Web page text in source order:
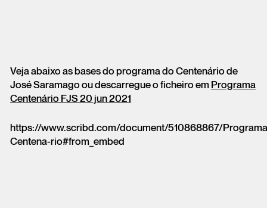
Acceso
Veja abaixo as bases do programa do Centenário de
José Saramago ou descarregue o ficheiro em Programa
Centenário FJS 20 jun 2021
https://www.scribd.com/document/510868867/
Centena-rio#from_embed